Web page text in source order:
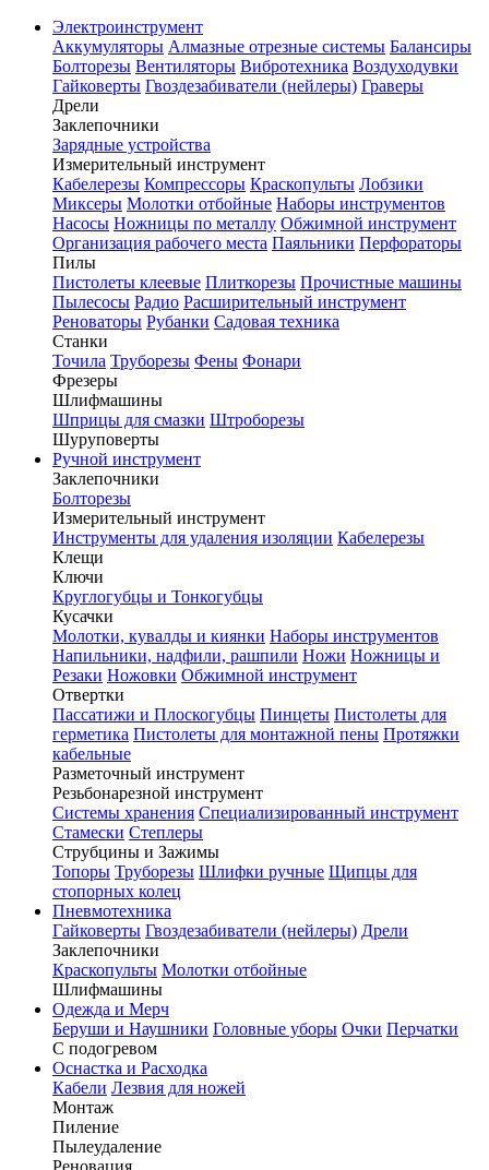
Электроинструмент
Аккумуляторы Алмазные отрезные системы Балансиры
Болторезы Вентиляторы Вибротехника Воздуходувки
Гайковерты Гвоздезабиватели (нейлеры) Граверы
Дрели
Заклепочники
Зарядные устройства
Измерительный инструмент
Кабелерезы Компрессоры Краскопульты Лобзики
Миксеры Молотки отбойные Наборы инструментов
Насосы Ножницы по металлу Обжимной инструмент
Организация рабочего места Паяльники Перфораторы
Пилы
Пистолеты клеевые Плиткорезы Прочистные машины
Пылесосы Радио Расширительный инструмент
Реноваторы Рубанки Садовая техника
Станки
Точила Труборезы Фены Фонари
Фрезеры
Шлифмашины
Шприцы для смазки Штроборезы
Шуруповерты
Ручной инструмент
Заклепочники
Болторезы
Измерительный инструмент
Инструменты для удаления изоляции Кабелерезы
Клещи
Ключи
Круглогубцы и Тонкогубцы
Кусачки
Молотки, кувалды и киянки Наборы инструментов
Напильники, надфили, рашпили Ножи Ножницы и
Резаки Ножовки Обжимной инструмент
Отвертки
Пассатижи и Плоскогубцы Пинцеты Пистолеты для
герметика Пистолеты для монтажной пены Протяжки
кабельные
Разметочный инструмент
Резьбонарезной инструмент
Системы хранения Специализированный инструмент
Стамески Степлеры
Струбцины и Зажимы
Топоры Труборезы Шлифки ручные Щипцы для
стопорных колец
Пневмотехника
Гайковерты Гвоздезабиватели (нейлеры) Дрели
Заклепочники
Краскопульты Молотки отбойные
Шлифмашины
Одежда и Мерч
Беруши и Наушники Головные уборы Очки Перчатки
С подогревом
Оснастка и Расходка
Кабели Лезвия для ножей
Монтаж
Пиление
Пылеудаление
Реновация